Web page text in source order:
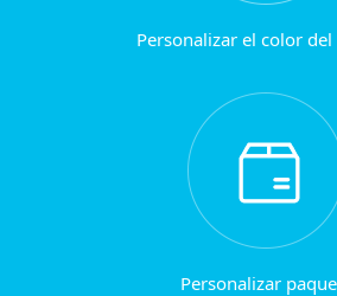
Personalizar el color del
Personalizar